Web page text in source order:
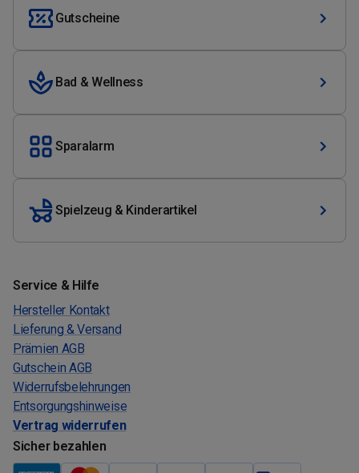
Gutscheine
Bad & Wellness
Sparalarm
Spielzeug & Kinderartikel
Service & Hilfe
Hersteller Kontakt
Lieferung & Versand
Prämien AGB
Gutschein AGB
Widerrufsbelehrungen
Entsorgungshinweise
Vertrag widerrufen
Sicher bezahlen